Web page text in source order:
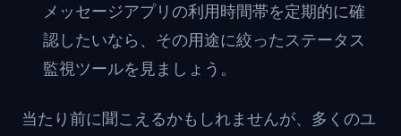
メッセージアプリの利用時間帯を定期的に確
認したいなら、その用途に絞ったステータス
監視ツールを見ましょう。
当たり前に聞こえるかもしれませんが、多くのユ